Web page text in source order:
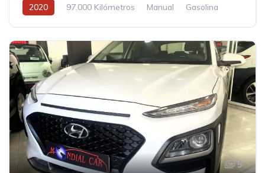
2020 97.000 Kilómetros Manual Gasolina
5